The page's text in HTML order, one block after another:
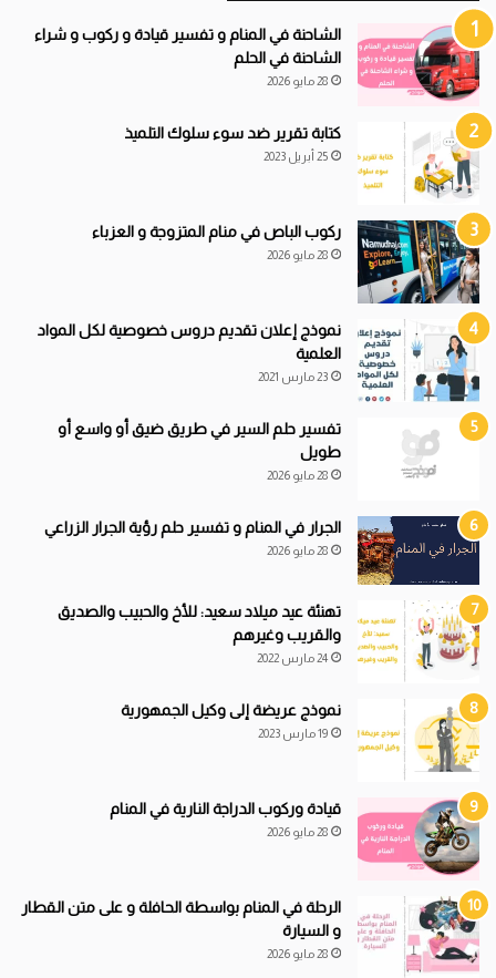
ف
ا
ت
الشاحنة في المنام و تفسير قيادة و ركوب و شراء
الشاحنة في الحلم
28 مايو 2026
كتابة تقرير ضد سوء سلوك التلميذ
25 أبريل 2023
ركوب الباص في منام المتزوجة و العزباء
28 مايو 2026
نموذج إعلان تقديم دروس خصوصية لكل المواد
العلمية
23 مارس 2021
تفسير حلم السير في طريق ضيق أو واسع أو
طويل
28 مايو 2026
الجرار في المنام و تفسير حلم رؤية الجرار الزراعي
28 مايو 2026
تهنئة عيد ميلاد سعيد: للأخ والحبيب والصديق
والقريب وغيرهم
24 مارس 2022
نموذج عريضة إلى وكيل الجمهورية
19 مارس 2023
قيادةوركوب الدراجة النارية في المنام
28 مايو 2026
الرحلة في المنام بواسطة الحافلة و على متن القطار
و السيارة
28 مايو 2026